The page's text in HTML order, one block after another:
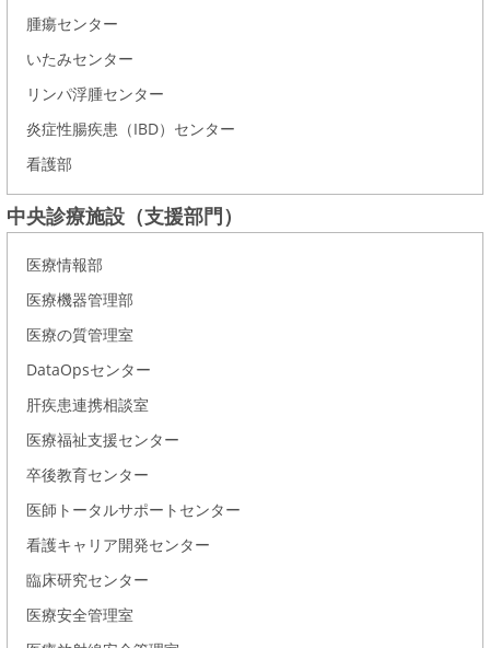
腫瘍センター
いたみセンター
リンパ浮腫センター
炎症性腸疾患（IBD）センター
看護部
中央診療施設（支援部門）
医療情報部
医療機器管理部
医療の質管理室
DataOpsセンター
肝疾患連携相談室
医療福祉支援センター
卒後教育センター
医師トータルサポートセンター
看護キャリア開発センター
臨床研究センター
医療安全管理室